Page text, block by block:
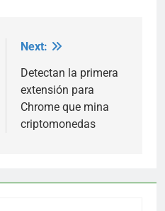
Next:
Detectan la primera
extensión para
Chrome que mina
criptomonedas